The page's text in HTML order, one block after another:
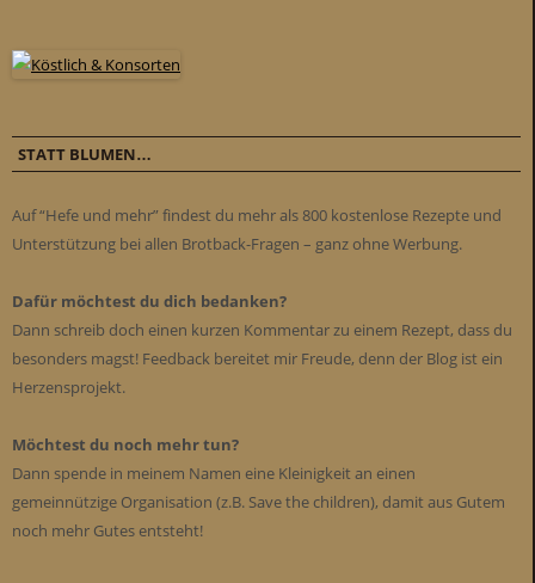
STATT BLUMEN…
Auf “Hefe und mehr” findest du mehr als 800 kostenlose Rezepte und
Unterstützung bei allen Brotback-Fragen – ganz ohne Werbung.
Dafür möchtest du dich bedanken?
Dann schreib doch einen kurzen Kommentar zu einem Rezept, dass du
besonders magst! Feedback bereitet mir Freude, denn der Blog ist ein
Herzensprojekt.
Möchtest du noch mehr tun?
Dann spende in meinem Namen eine Kleinigkeit an einen
gemeinnützige Organisation (z.B. Save the children), damit aus Gutem
noch mehr Gutes entsteht!